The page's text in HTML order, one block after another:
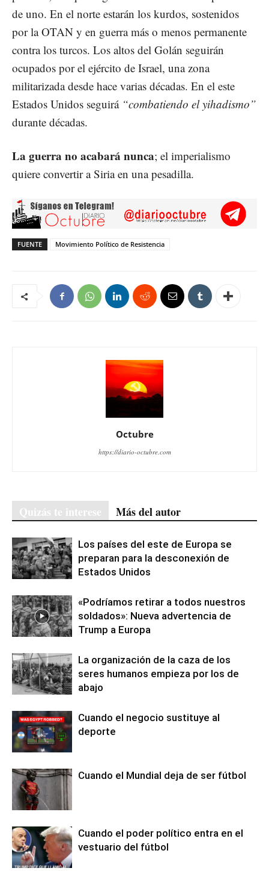
de uno. En el norte estarán los kurdos, sostenidos
por la OTAN y en guerra más o menos permanente
contra los turcos. Los altos del Golán seguirán
ocupados por el ejército de Israel, una zona
militarizada desde hace varias décadas. En el este
Estados Unidos seguirá “combatiendo el yihadismo”
durante décadas.
La guerra no acabará nunca; el imperialismo
quiere convertir a Siria en una pesadilla.
FUENTE Movimiento Político de Resistencia
Octubre
https://diario-octubre.com
Quizás te interese Más del autor
Los países del este de Europa se
preparan para la desconexión de
Estados Unidos
«Podríamos retirar a todos nuestros
soldados»: Nueva advertencia de
Trump a Europa
La organización de la caza de los
seres humanos empieza por los de
abajo
Cuando el negocio sustituye al
deporte
Cuando el Mundial deja de ser fútbol
Cuando el poder político entra en el
vestuario del fútbol